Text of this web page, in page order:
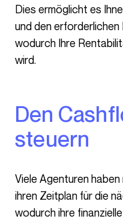
Dies ermöglicht es
und den
wodurch Ihre
wird.
Den Cashflow perfekt
steuern
Viele Agenturen haben nur einen Überblick über
ihren Zeitplan für die
wodurch ihre